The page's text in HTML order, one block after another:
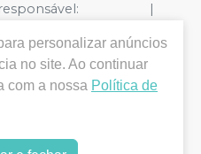
responsável: |
da loja virtual estão
de divergência de preços
Carrinho de Compra. Não
isso nos reservamos o
personalizar anúncios
no site. Ao continuar
com a nossa Política de